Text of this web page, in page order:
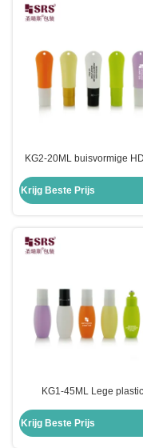
KG2-20ML buisvormige
vloeibare rolballenfles
Krijg Beste Prijs
KG1-45ML Lege plastic
kleur en schakelaar voor
Krijg Beste Prijs